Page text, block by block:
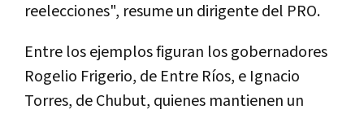
reelecciones", resume un dirigente del PRO.
Entre los ejemplos figuran los gobernadores
Rogelio Frigerio, de Entre Ríos, e Ignacio
Torres, de Chubut, quienes mantienen un